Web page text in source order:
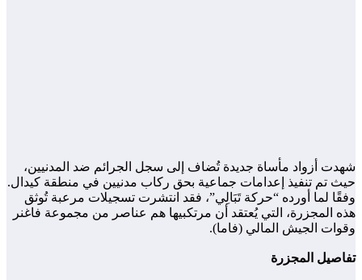
شهدت أزواد مأساة جديدة تُضاف إلى سجل الجرائم ضد المدنيين،
حيث تم تنفيذ إعدامات جماعية بحق ركاب مدنيين في منطقة كيدال.
وفقًا لما أورده “حركة تَبَالِي”، فقد انتشرت تسجيلات مرعبة تُوثق
هذه المجزرة، التي يُعتقد أن مرتكبيها هم عناصر من مجموعة فاغنر
وقوات الجيش المالي (فاما).
تفاصيل المجزرة